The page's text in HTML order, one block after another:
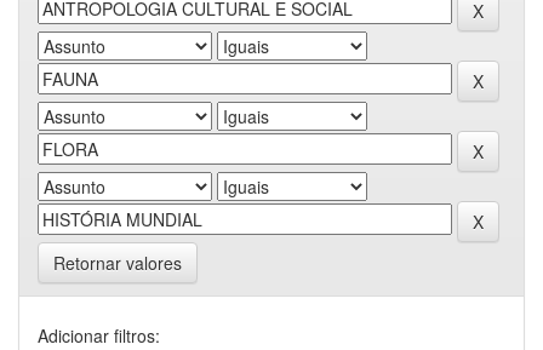
Retornar valores
Adicionar filtros: